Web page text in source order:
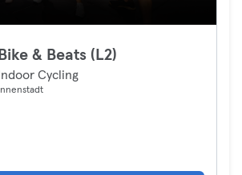
Bike & Beats (L2)
Indoor Cycling
Innenstadt